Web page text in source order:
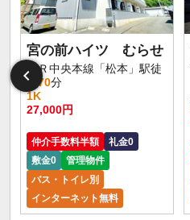
宮の前ハイツ むらせ
ＪＲ中央本線「松本」駅徒
歩
70分
1K
27,000円
仲介手数料半額
礼金0
敷金0
管理物件
バス・トイレ別
インターネット無料